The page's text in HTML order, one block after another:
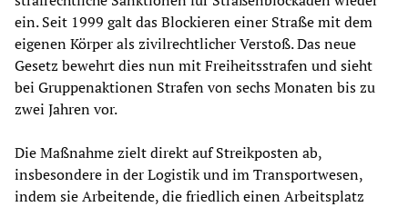
ein. Seit 1999 galt das Blockieren einer Straße mit dem
eigenen Körper als zivilrechtlicher Verstoß. Das neue
Gesetz bewehrt dies nun mit Freiheitsstrafen und sieht
bei Gruppenaktionen Strafen von sechs Monaten bis zu
zwei Jahren vor.
Die Maßnahme zielt direkt auf Streikposten ab,
insbesondere in der Logistik und im Transportwesen,
indem sie Arbeitende, die friedlich einen Arbeitsplatz